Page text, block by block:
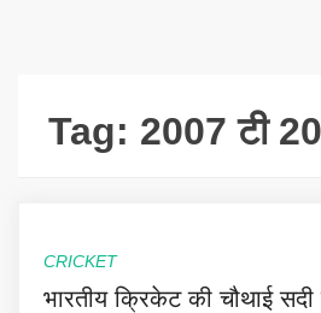
Tag: 2007 टी
CRICKET
भारतीय क्रिकेट की चौथाई